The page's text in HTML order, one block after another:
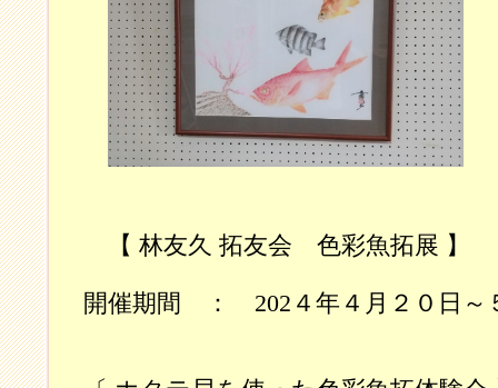
【 林友久 拓友会 色彩魚拓展 】
開催期間 ： 202４年４月２０日～